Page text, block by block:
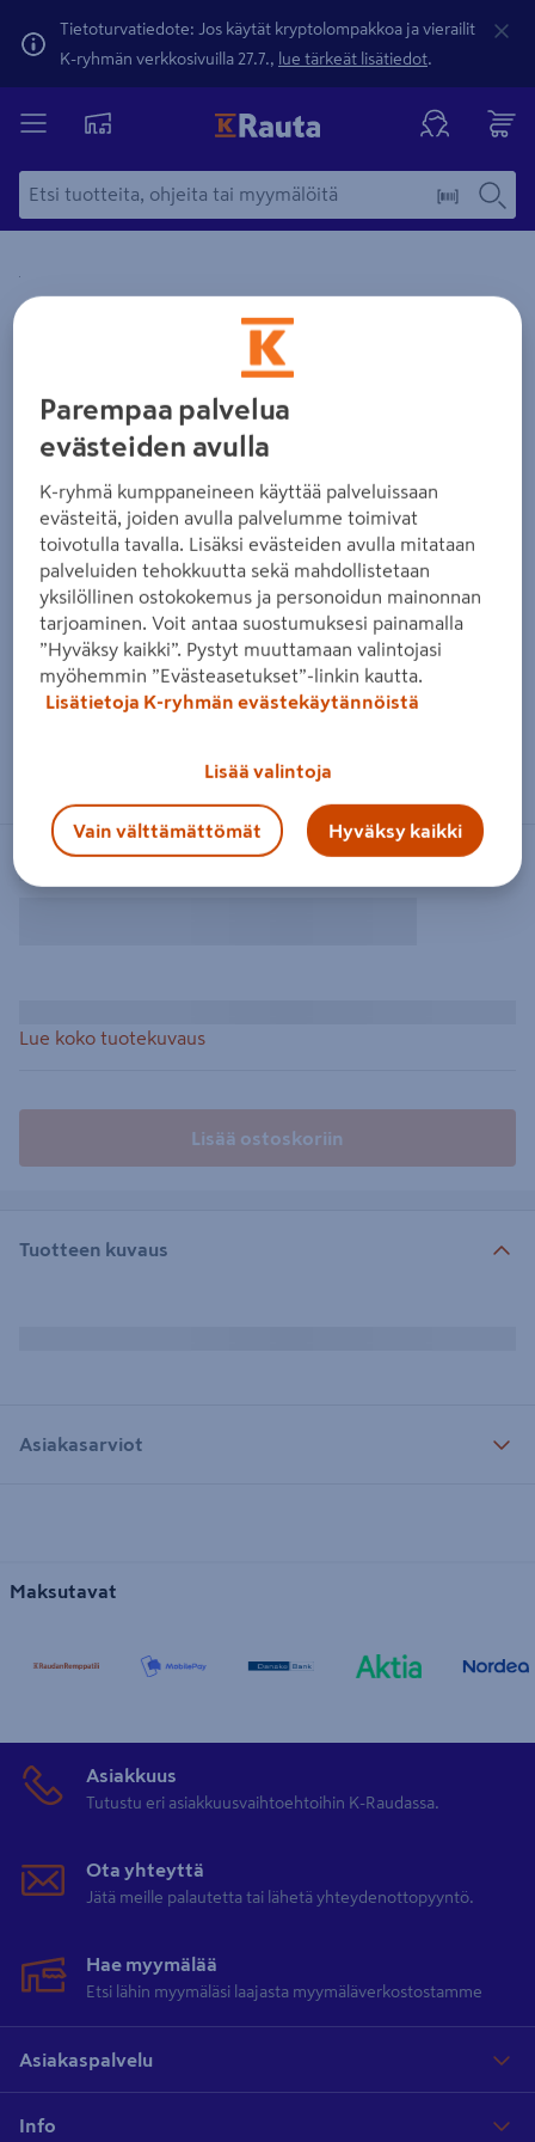
Tietoturvatiedote: Jos käytät kryptolompakkoa ja vierailit
K-ryhmän verkkosivuilla 27.7., lue tärkeät lisätiedot.
Yksityiskohtainen kuvaus löytyy Tuotteen kuvaus -
Zoomaa kuvaa sormilla kosketusnäytöllä
Lue koko tuotekuvaus
Lisää ostoskoriin
Tuotteen kuvaus
Asiakasarviot
Maksutavat
Asiakkuus
Tutustu eri asiakkuusvaihtoehtoihin K-Raudassa.
Ota yhteyttä
Jätä meille palautetta tai lähetä yhteydenottopyyntö.
Hae myymälää
Etsi lähin myymäläsi laajasta myymäläverkostostamme
Asiakaspalvelu
Info
Parempaa palvelua
evästeiden avulla
K-ryhmä kumppaneineen käyttää palveluissaan
evästeitä, joiden avulla palvelumme toimivat
toivotulla tavalla. Lisäksi evästeiden avulla mitataan
palveluiden tehokkuutta sekä mahdollistetaan
yksilöllinen ostokokemus ja personoidun mainonnan
tarjoaminen. Voit antaa suostumuksesi painamalla
”Hyväksy kaikki”. Pystyt muuttamaan valintojasi
myöhemmin ”Evästeasetukset”-linkin kautta.
Lisätietoja K-ryhmän evästekäytännöistä
Lisää valintoja
Vain välttämättömät Hyväksy kaikki